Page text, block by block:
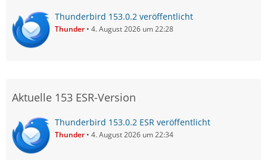
Thunderbird 153.0.2 veröffentlicht
Thunder 4. August 2026 um 22:28
Aktuelle 153 ESR-Version
Thunderbird 153.0.2 ESR veröffentlicht
Thunder 4. August 2026 um 22:34